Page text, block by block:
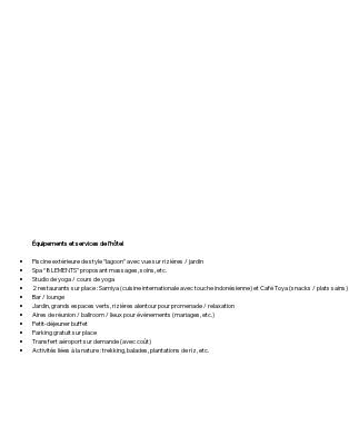
Équipements et services de l’hôtel
Piscine extérieure de style “lagoon” avec vue sur rizières / jardin
Spa “8LEMENTS” proposant massages, soins, etc.
Studio de yoga / cours de yoga
2 restaurants sur place : Samiya (cuisine internationale avec touche indonésienne) et Café Toya (snacks / plats sains)
Bar / lounge
Jardin, grands espaces verts, rizières alentour pour promenade / relaxation
Aires de réunion / ballroom / lieux pour événements (mariages, etc.)
Petit-déjeuner buffet
Parking gratuit sur place
Transfert aéroport sur demande (avec coût)
Activités liées à la nature : trekking, balades, plantations de riz, etc.